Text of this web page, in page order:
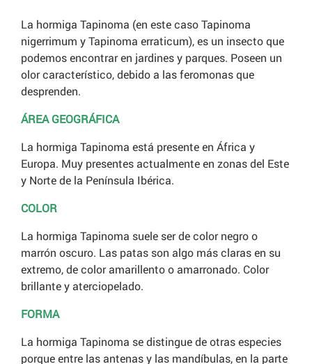
La hormiga Tapinoma (en este caso Tapinoma
nigerrimum y Tapinoma erraticum), es un insecto que
podemos encontrar en jardines y parques. Poseen un
olor característico, debido a las feromonas que
desprenden.
ÁREA GEOGRÁFICA
La hormiga Tapinoma está presente en África y
Europa. Muy presentes actualmente en zonas del Este
y Norte de la Península Ibérica.
COLOR
La hormiga Tapinoma suele ser de color negro o
marrón oscuro. Las patas son algo más claras en su
extremo, de color amarillento o amarronado. Color
brillante y aterciopelado.
FORMA
La hormiga Tapinoma se distingue de otras especies
porque entre las antenas y las mandíbulas, en la parte